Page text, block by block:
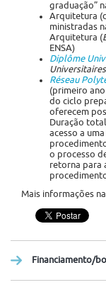
graduação”
Arquitetura
ministradas
Arquitetura (
ENSA)
Diplôme
Réseau
(primeiro
do ciclo
oferecem
Duração
acesso a
o processo
retorna para
Mais informações na
Financiamento/